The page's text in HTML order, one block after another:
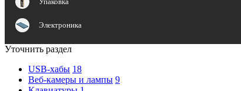
Электроника
Уточнить раздел
USB-хабы 18
Веб-камеры и лампы 9